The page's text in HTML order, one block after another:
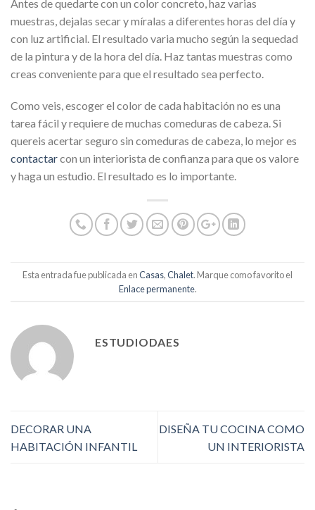
Antes de quedarte con un color concreto, haz varias
muestras, dejalas secar y míralas a diferentes horas del día y
con luz artificial. El resultado varia mucho según la sequedad
de la pintura y de la hora del día. Haz tantas muestras como
creas conveniente para que el resultado sea perfecto.
Como veis, escoger el color de cada habitación no es una
tarea fácil y requiere de muchas comeduras de cabeza. Si
quereis acertar seguro sin comeduras de cabeza, lo mejor es
contactarcon un interiorista de confianza para que os valore
y haga un estudio. El resultado es lo importante.
Esta entrada fue publicada enCasas,Chalet. Marque como favorito el
Enlace permanente.
ESTUDIODAES
DECORAR UNA
HABITACIÓN INFANTIL
DISEÑA TU COCINA COMO
UN INTERIORISTA